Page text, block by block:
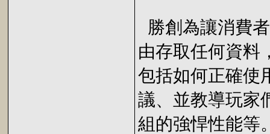
勝創為讓消費
由存取任何資料
包括如何正確使
議、並教導玩家
組的強悍性能等